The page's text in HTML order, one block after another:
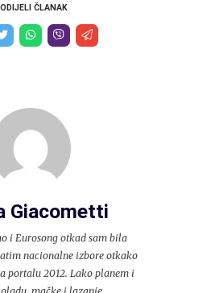
ČLANAK
Giacometti
i Eurosong otkad sam bila
nacionalne izbore otkako
portalu 2012. Lako planem i